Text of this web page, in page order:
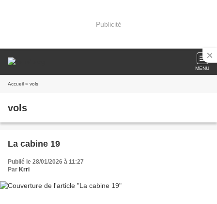
Publicité
MENU
Accueil » vols
vols
La cabine 19
Publié le 28/01/2026 à 11:27
Par Krri